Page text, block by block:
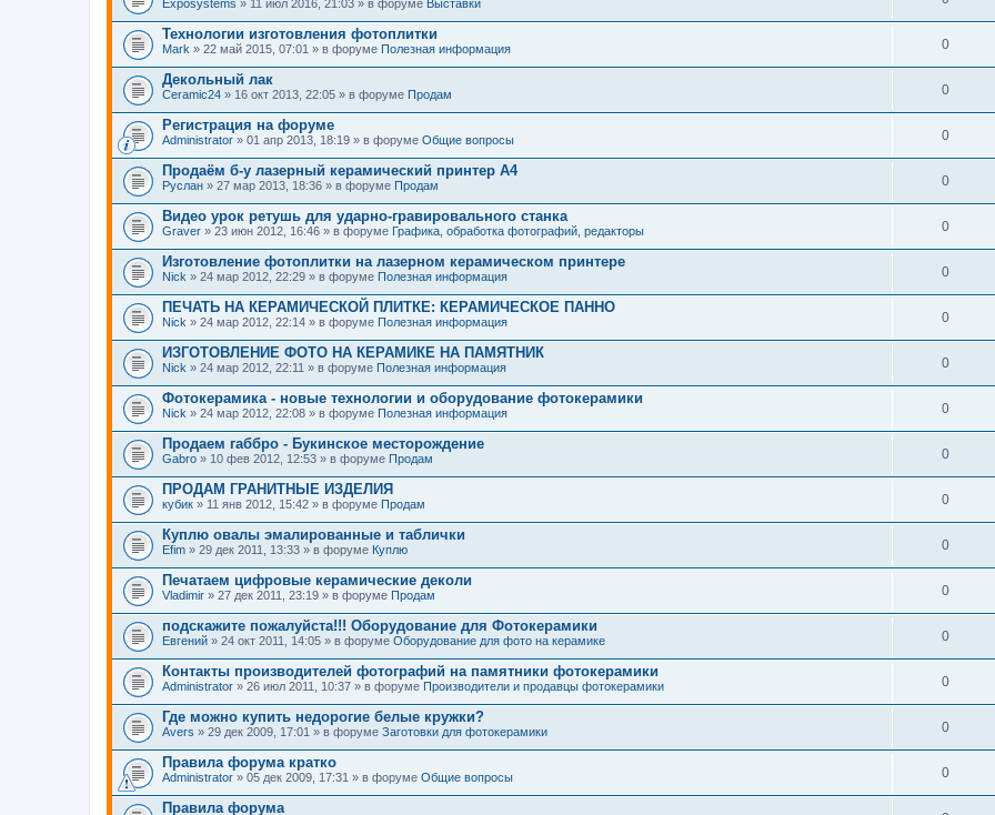
Exposystems » 11 июл 2016, 21:03 » в форуме Выставки
Технологии изготовления фотоплитки
Mark » 22 май 2015, 07:01 » в форуме Полезная информация 0
Декольный лак
Ceramic24 » 16 окт 2013, 22:05 » в форуме Продам 0
Регистрация на форуме
Administrator » 01 апр 2013, 18:19 » в форуме Общие вопросы 0
Продаём б-у лазерный керамический принтер А4
Руслан » 27 мар 2013, 18:36 » в форуме Продам 0
Видео урок ретушь для ударно-гравировального станка
Graver » 23 июн 2012, 16:46 » в форуме Графика, обработка фотографий, редакторы 0
Изготовление фотоплитки на лазерном керамическом принтере
Nick » 24 мар 2012, 22:29 » в форуме Полезная информация 0
ПЕЧАТЬ НА КЕРАМИЧЕСКОЙ ПЛИТКЕ: КЕРАМИЧЕСКОЕ ПАННО
Nick » 24 мар 2012, 22:14 » в форуме Полезная информация 0
ИЗГОТОВЛЕНИЕ ФОТО НА КЕРАМИКЕ НА ПАМЯТНИК
Nick » 24 мар 2012, 22:11 » в форуме Полезная информация 0
Фотокерамика - новые технологии и оборудование фотокерамики
Nick » 24 мар 2012, 22:08 » в форуме Полезная информация 0
Продаем габбро - Букинское месторождение
Gabro » 10 фев 2012, 12:53 » в форуме Продам 0
ПРОДАМ ГРАНИТНЫЕ ИЗДЕЛИЯ
кубик » 11 янв 2012, 15:42 » в форуме Продам 0
Куплю овалы эмалированные и таблички
Efim » 29 дек 2011, 13:33 » в форуме Куплю 0
Печатаем цифровые керамические деколи
Vladimir » 27 дек 2011, 23:19 » в форуме Продам 0
подскажите пожалуйста!!! Оборудование для Фотокерамики
Евгений » 24 окт 2011, 14:05 » в форуме Оборудование для фото на керамике 0
Контакты производителей фотографий на памятники фотокерамики
Administrator » 26 июл 2011, 10:37 » в форуме Производители и продавцы фотокерамики 0
Где можно купить недорогие белые кружки?
Avers » 29 дек 2009, 17:01 » в форуме Заготовки для фотокерамики 0
Правила форума кратко
Administrator » 05 дек 2009, 17:31 » в форуме Общие вопросы 0
Правила форума